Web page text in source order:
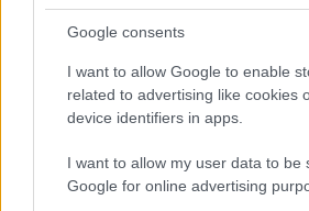
Google consents
I want to allow Google to enable
related to advertising like cookies
device identifiers in apps.
I want to allow my user data to be
Google for online advertising
hosszasan méltatta az új
Joe Biden döntéséről , amely
nagy hatótávolságú rakéták
Ukrajnának Putyin úgy